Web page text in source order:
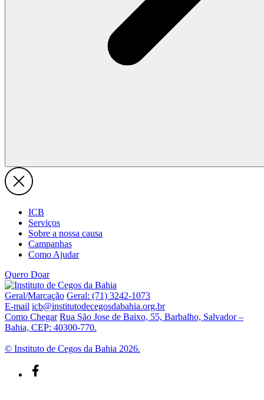
ICB
Serviços
Sobre a nossa causa
Campanhas
Como Ajudar
Quero Doar
Geral/Marcação Geral: (71) 3242-1073
E-mail icb@institutodecegosdabahia.org.br
Como Chegar Rua São Jose de Baixo, 55, Barbalho, Salvador –
Bahia, CEP: 40300-770.
© Instituto de Cegos da Bahia 2026.